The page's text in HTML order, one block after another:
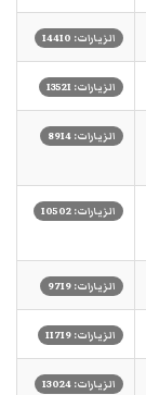
الزيارات: 14410
الزيارات: 13521
الزيارات: 8914
الزيارات: 10502
الزيارات: 9719
الزيارات: 11719
الزيارات: 13024